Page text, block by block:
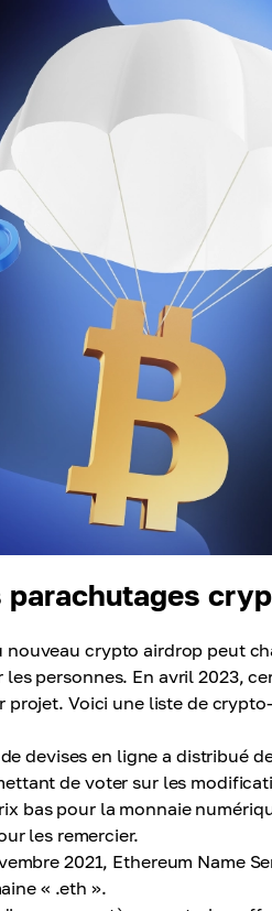
crypto airdrop peut
personnes. En avril 2023,
Voici une liste de
devises en ligne a distribué
de voter sur les
bas pour la monnaie
les remercier.
2021, Ethereum Name
« .eth ».